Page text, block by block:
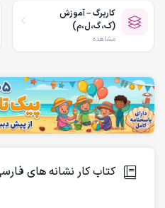
کاربرگ – آموزش
(ک،گ،ل،م)
مشاهده
کتاب کار نشانه های